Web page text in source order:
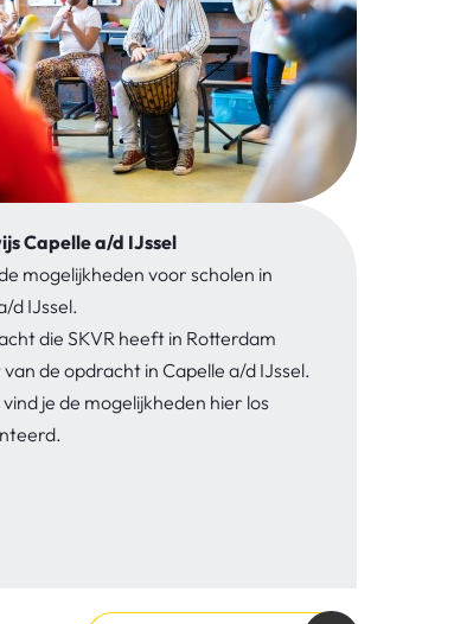
Capelle a/d IJssel
mogelijkheden voor scholen in
d IJssel.
die SKVR heeft in Rotterdam
de opdracht in Capelle a/d IJssel.
je de mogelijkheden hier los